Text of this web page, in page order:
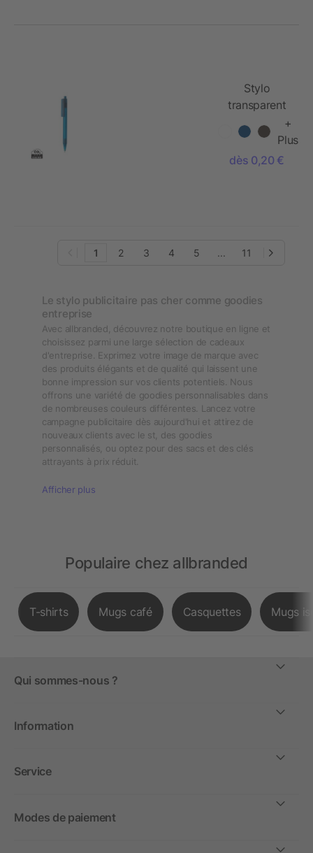
Stylo
transparent
X8 en rPET
GRS
+
Plus
dès 0,20 €
1 2 3 4 5 ... 11
Le stylo publicitaire pas cher comme goodies
entreprise
Avec allbranded, découvrez notre boutique en ligne et
choisissez parmi une large sélection de cadeaux
d'entreprise. Exprimez votre image de marque avec
des produits élégants et de qualité qui laissent une
bonne impression sur vos clients potentiels. Nous
offrons une variété de goodies personnalisables dans
de nombreuses couleurs différentes. Lancez votre
campagne publicitaire dès aujourd'hui et attirez de
nouveaux clients avec le st, des goodies
personnalisés, ou optez pour des sacs et des clés
attrayants à prix réduit.
Afficher plus
Populaire chez allbranded
T-shirts Mugs café Casquettes Mugs
Qui sommes-nous ?
Information
Service
Modes de paiement